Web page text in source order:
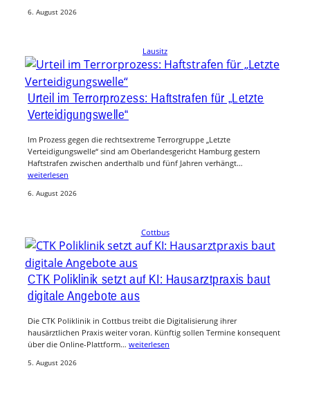
6. August 2026
Lausitz
Urteil im Terrorprozess: Haftstrafen für „Letzte
Verteidigungswelle“
Im Prozess gegen die rechtsextreme Terrorgruppe „Letzte
Verteidigungswelle“ sind am Oberlandesgericht Hamburg gestern
Haftstrafen zwischen anderthalb und fünf Jahren verhängt…
weiterlesen
6. August 2026
Cottbus
CTK Poliklinik setzt auf KI: Hausarztpraxis baut
digitale Angebote aus
Die CTK Poliklinik in Cottbus treibt die Digitalisierung ihrer
hausärztlichen Praxis weiter voran. Künftig sollen Termine konsequent
über die Online-Plattform… weiterlesen
5. August 2026